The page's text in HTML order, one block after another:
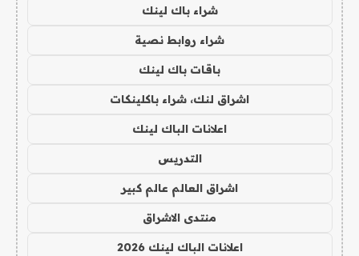
شراء باك لينك
شراء روابط نصية
باقات باك لينك
اشراق لنك، شراء باكلينكات
اعلانات الباك لينك
التدريس
اشراق العالم عالم كبير
منتدى الاشراق
اعلانات الباك لينك 2026